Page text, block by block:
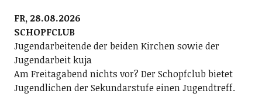
FR, 28.08.2026
SCHOPFCLUB
Jugendarbeitende der beiden Kirchen sowie der
Jugendarbeit kuja
Am Freitagabend nichts vor? Der Schopfclub bietet
Jugendlichen der Sekundarstufe einen Jugendtreff.